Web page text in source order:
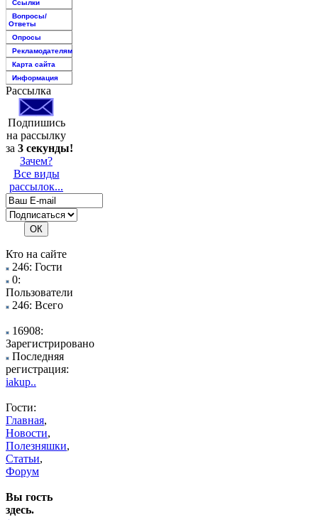
Ссылки
Вопросы/
Ответы
Опросы
Рекламодателям
Карта сайта
Информация
Рассылка
Подпишись
на рассылку
за 3 секунды!
Зачем?
Все виды
рассылок...
Кто на сайте
246: Гости
0:
Пользователи
246: Всего
16908:
Зарегистрировано
Последняя
регистрация:
iakup..
Гости:
Главная,
Новости,
Полезняшки,
Статьи,
Форум
Вы гость
здесь.